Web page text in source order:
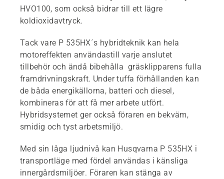
HVO100, som också bidrar till ett lägre
koldioxidavtryck.
Tack vare P 535HX´s hybridteknik kan hela
motoreffekten användastill varje anslutet
tillbehör och ändå bibehålla gräsklipparens fulla
framdrivningskraft. Under tuffa förhållanden kan
de båda energikällorna, batteri och diesel,
kombineras för att få mer arbete utfört.
Hybridsystemet ger också föraren en bekväm,
smidig och tyst arbetsmiljö.
Med sin låga ljudnivå kan Husqvarna P 535HX i
transportläge med fördel användas i känsliga
innergårdsmiljöer. Föraren kan stänga av